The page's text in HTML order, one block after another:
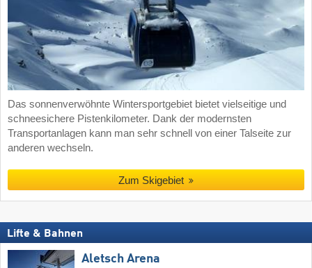
Das sonnenverwöhnte Wintersportgebiet bietet vielseitige und
schneesichere Pistenkilometer. Dank der modernsten
Transportanlagen kann man sehr schnell von einer Talseite zur
anderen wechseln.
Zum Skigebiet
Lifte & Bahnen
Aletsch Arena